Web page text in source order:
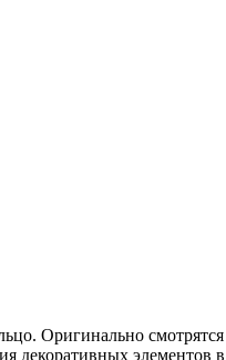
Оригинально
декоративных элементов